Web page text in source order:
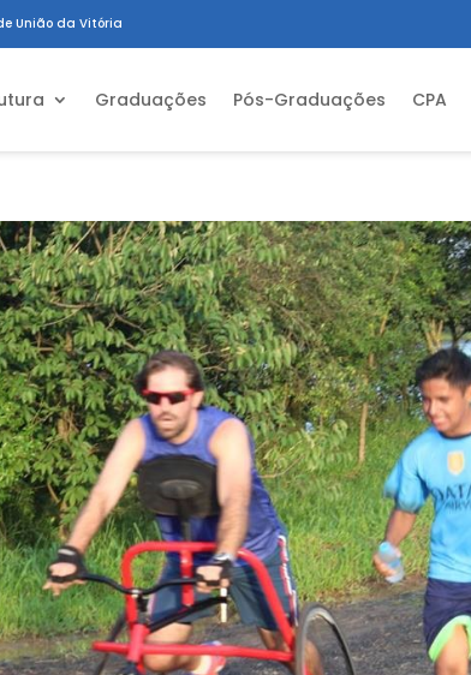
União da Vitória
Graduações Pós-Graduações CPA